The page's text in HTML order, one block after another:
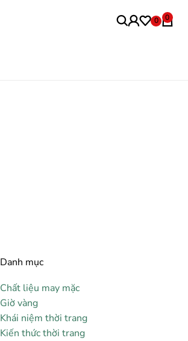
0 0
Danh mục
Chất liệu may mặc
Giờ vàng
Khái niệm thời trang
Kiến thức thời trang